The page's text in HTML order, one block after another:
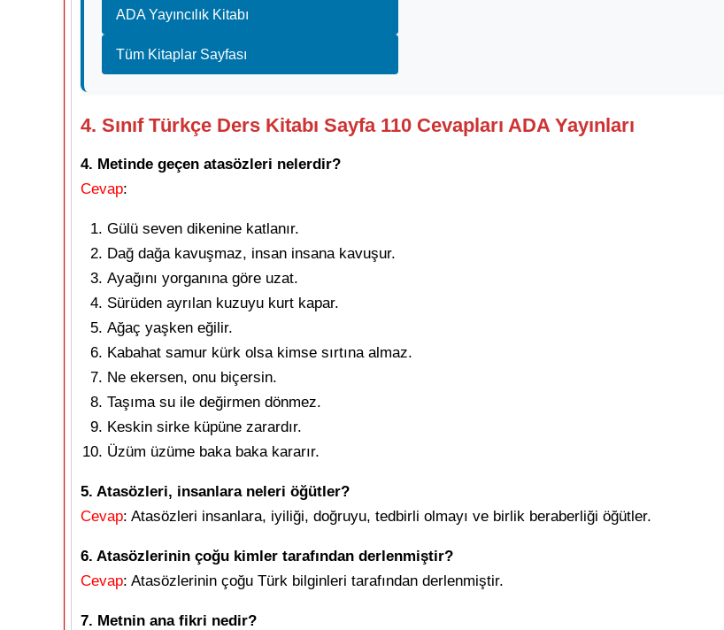
ADA Yayıncılık Kitabı
Tüm Kitaplar Sayfası
4. Sınıf Türkçe Ders Kitabı Sayfa 110 Cevapları ADA Yayınları
4. Metinde geçen atasözleri nelerdir?
Cevap:
Gülü seven dikenine katlanır.
Dağ dağa kavuşmaz, insan insana kavuşur.
Ayağını yorganına göre uzat.
Sürüden ayrılan kuzuyu kurt kapar.
Ağaç yaşken eğilir.
Kabahat samur kürk olsa kimse sırtına almaz.
Ne ekersen, onu biçersin.
Taşıma su ile değirmen dönmez.
Keskin sirke küpüne zarardır.
Üzüm üzüme baka baka kararır.
5. Atasözleri, insanlara neleri öğütler?
Cevap: Atasözleri insanlara, iyiliği, doğruyu, tedbirli olmayı ve birlik beraberliği öğütler.
6. Atasözlerinin çoğu kimler tarafından derlenmiştir?
Cevap: Atasözlerinin çoğu Türk bilginleri tarafından derlenmiştir.
7. Metnin ana fikri nedir?